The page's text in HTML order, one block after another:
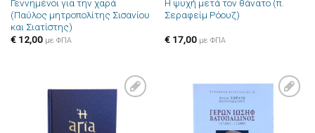
Γεννημένοι για την χαρά
(Παύλος μητροπολίτης Σισανίου
και Σιατίστης)
€12,00 με ΦΠΑ
Η ψυχή μετά τον θάνατο (π.
Σεραφείμ Ρόουζ)
€17,00 με ΦΠΑ
στην λίστα
επιθυμιών
στην λίστα